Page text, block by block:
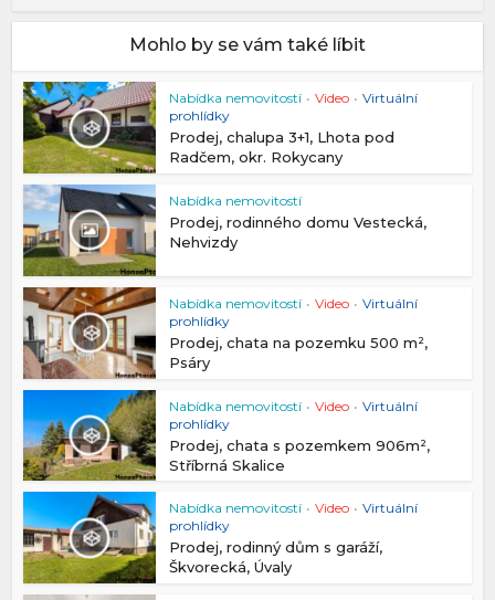
Mohlo by se vám také líbit
Nabídka nemovitostí • Video • Virtuální
prohlídky
Prodej, chalupa 3+1, Lhota pod
Radčem, okr. Rokycany
Nabídka nemovitostí
Prodej, rodinného domu Vestecká,
Nehvizdy
Nabídka nemovitostí • Video • Virtuální
prohlídky
Prodej, chata na pozemku 500 m²,
Psáry
Nabídka nemovitostí • Video • Virtuální
prohlídky
Prodej, chata s pozemkem 906m²,
Stříbrná Skalice
Nabídka nemovitostí • Video • Virtuální
prohlídky
Prodej, rodinný dům s garáží,
Škvorecká, Úvaly